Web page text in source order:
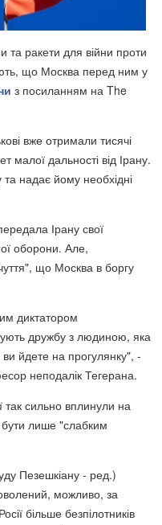
та ракети для війни проти
що Москва перед ним у
з посиланням на The
вже отримали тисячі
малої дальності від Ірану.
надає йому необхідні
Ірану свої
оборони. Але,
що Москва в боргу
диктатором
дружбу з людиною, яка
йдете на прогулянку", -
неподалік Тегерана.
так сильно вплинули на
лише "слабким
Пезешкіану - ред.)
можливо, за
більше безпілотників